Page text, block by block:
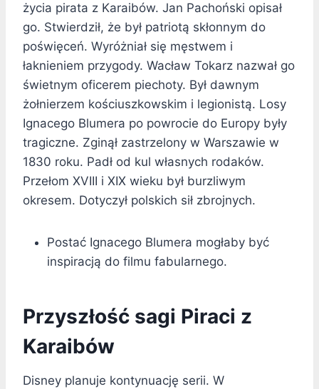
życia pirata z Karaibów. Jan Pachoński opisał
go. Stwierdził, że był patriotą skłonnym do
poświęceń. Wyróżniał się męstwem i
łaknieniem przygody. Wacław Tokarz nazwał go
świetnym oficerem piechoty. Był dawnym
żołnierzem kościuszkowskim i legionistą. Losy
Ignacego Blumera po powrocie do Europy były
tragiczne. Zginął zastrzelony w Warszawie w
1830 roku. Padł od kul własnych rodaków.
Przełom XVIII i XIX wieku był burzliwym
okresem. Dotyczył polskich sił zbrojnych.
Postać Ignacego Blumera mogłaby być
inspiracją do filmu fabularnego.
Przyszłość sagi Piraci z
Karaibów
Disney planuje kontynuację serii. W